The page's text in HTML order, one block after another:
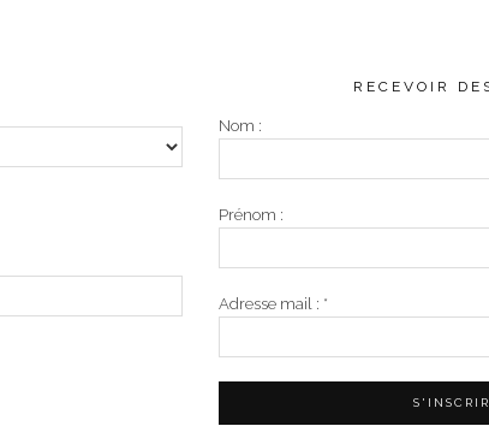
RECEVOIR
Nom :
Prénom :
Adresse mail : *